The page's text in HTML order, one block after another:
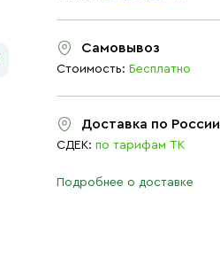
Самовывоз
Стоимость: Бесплатно
Доставка по России
СДЕК: по тарифам ТК
Подробнее о доставке